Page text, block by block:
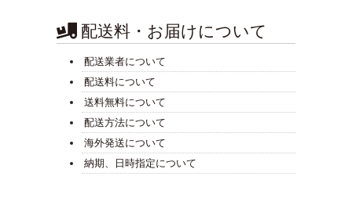
配送料・お届けについて
配送業者について
配送料について
送料無料について
配送方法について
海外発送について
納期、日時指定について